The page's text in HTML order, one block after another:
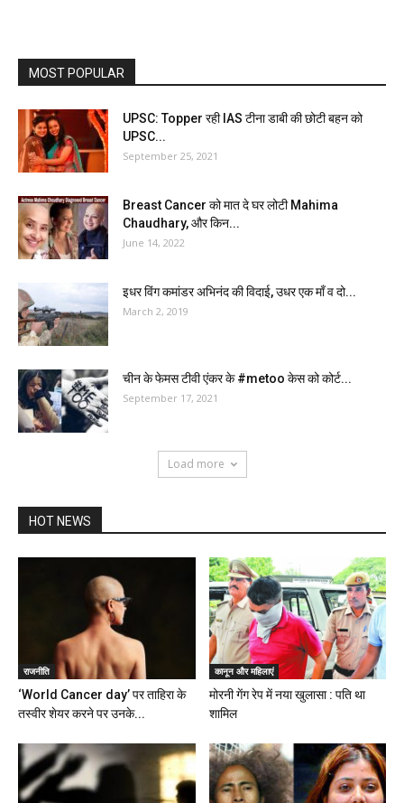
MOST POPULAR
UPSC: Topper रही IAS टीना डाबी की छोटी बहन को
UPSC...
September 25, 2021
Breast Cancer को मात दे घर लोटी Mahima
Chaudhary, और किन...
June 14, 2022
इधर विंग कमांडर अभिनंद की विदाई, उधर एक माँ व दो...
March 2, 2019
चीन के फेमस टीवी एंकर के #metoo केस को कोर्ट...
September 17, 2021
Load more
HOT NEWS
राजनीति
‘World Cancer day’ पर ताहिरा के
तस्वीर शेयर करने पर उनके...
कानून और महिलाएं
मोरनी गेंग रेप में नया खुलासा : पति था
शामिल